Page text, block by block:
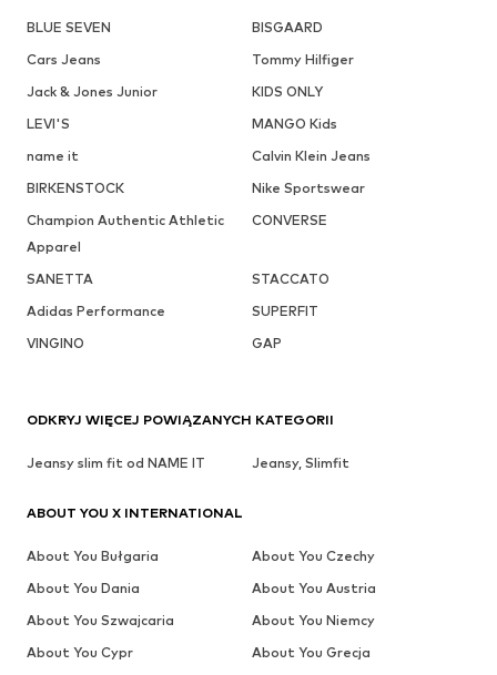
BLUE SEVEN
BISGAARD
Cars Jeans
Tommy Hilfiger
Jack & Jones Junior
KIDS ONLY
LEVI'S
MANGO Kids
name it
Calvin Klein Jeans
BIRKENSTOCK
Nike Sportswear
Champion Authentic Athletic
Apparel
CONVERSE
SANETTA
STACCATO
Adidas Performance
SUPERFIT
VINGINO
GAP
ODKRYJ WIĘCEJ POWIĄZANYCH KATEGORII
Jeansy slim fit od NAME IT Jeansy, Slimfit
ABOUT YOU X INTERNATIONAL
About You Bułgaria
About You Czechy
About You Dania
About You Austria
About You Szwajcaria
About You Niemcy
About You Cypr
About You Grecja